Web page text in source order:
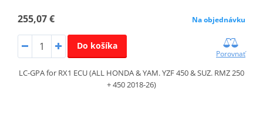
255,07 € Na objednávku
Do košíka
Porovnať
LC-GPA for RX1 ECU (ALL HONDA & YAM. YZF 450 & SUZ. RMZ 250
+ 450 2018-26)